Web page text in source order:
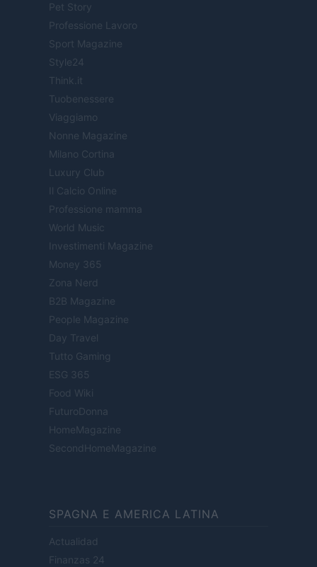
Pet Story
Professione Lavoro
Sport Magazine
Style24
Think.it
Tuobenessere
Viaggiamo
Nonne Magazine
Milano Cortina
Luxury Club
Il Calcio Online
Professione mamma
World Music
Investimenti Magazine
Money 365
Zona Nerd
B2B Magazine
People Magazine
Day Travel
Tutto Gaming
ESG 365
Food Wiki
FuturoDonna
HomeMagazine
SecondHomeMagazine
SPAGNA E AMERICA LATINA
Actualidad
Finanzas 24